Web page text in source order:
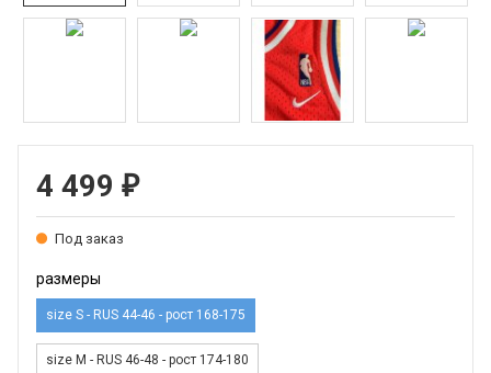
4 499 ₽
Под заказ
размеры
size S - RUS 44-46 - рост 168-175
size M - RUS 46-48 - рост 174-180